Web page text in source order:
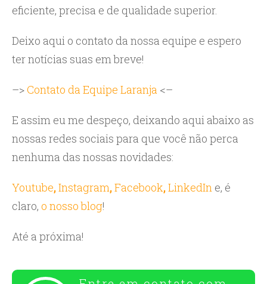
eficiente, precisa e de qualidade superior.
Deixo aqui o contato da nossa equipe e espero
ter notícias suas em breve!
–>Contato da Equipe Laranja <–
E assim eu me despeço, deixando aqui abaixo as
nossas redes sociais para que você não perca
nenhuma das nossas novidades:
Youtube,Instagram,Facebook,LinkedIn e, é
claro, o nosso blog!
Até a próxima!